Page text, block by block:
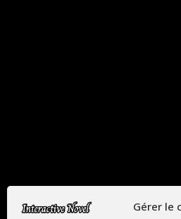
Gérer le
Copyright Interactive